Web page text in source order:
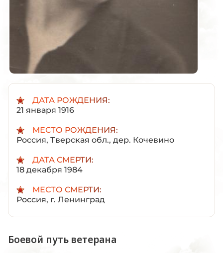
ДАТА РОЖДЕНИЯ:
21 января 1916
МЕСТО РОЖДЕНИЯ:
Россия, Тверская обл., дер. Кочевино
ДАТА СМЕРТИ:
18 декабря 1984
МЕСТО СМЕРТИ:
Россия, г. Ленинград
Боевой путь ветерана